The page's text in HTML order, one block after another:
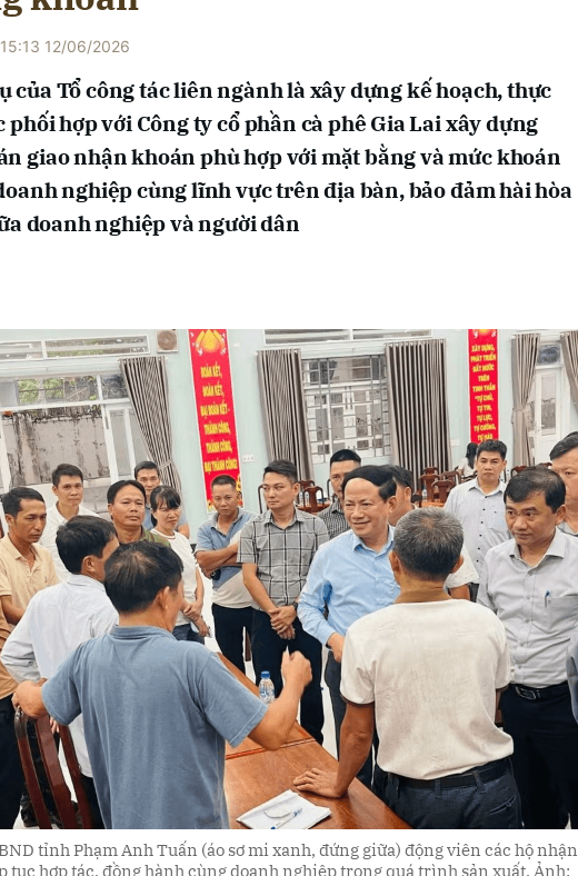
15:13 12/06/2026
của Tổ công tác liên ngành là xây dựng kế hoạch, thực
phối hợp với Công ty cổ phần cà phê Gia Lai xây dựng
giao nhận khoán phù hợp với mặt bằng và mức khoán
nghiệp cùng lĩnh vực trên địa bàn, bảo đảm hài hòa
doanh nghiệp và người dân
tỉnh Phạm Anh Tuấn (áo sơ mi xanh, đứng giữa) động viên các hộ nhận
tục hợp tác, đồng hành cùng doanh nghiệp trong quá trình sản xuất. Ảnh: